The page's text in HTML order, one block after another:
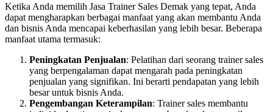
Ketika Anda memilih Jasa Trainer Sales Demak yang tepat, Anda
dapat mengharapkan berbagai manfaat yang akan membantu Anda
dan bisnis Anda mencapai keberhasilan yang lebih besar. Beberapa
manfaat utama termasuk:
Peningkatan Penjualan: Pelatihan dari seorang trainer sales
yang berpengalaman dapat mengarah pada peningkatan
penjualan yang signifikan. Ini berarti pendapatan yang lebih
besar untuk bisnis Anda.
Pengembangan Keterampilan: Trainer sales membantu